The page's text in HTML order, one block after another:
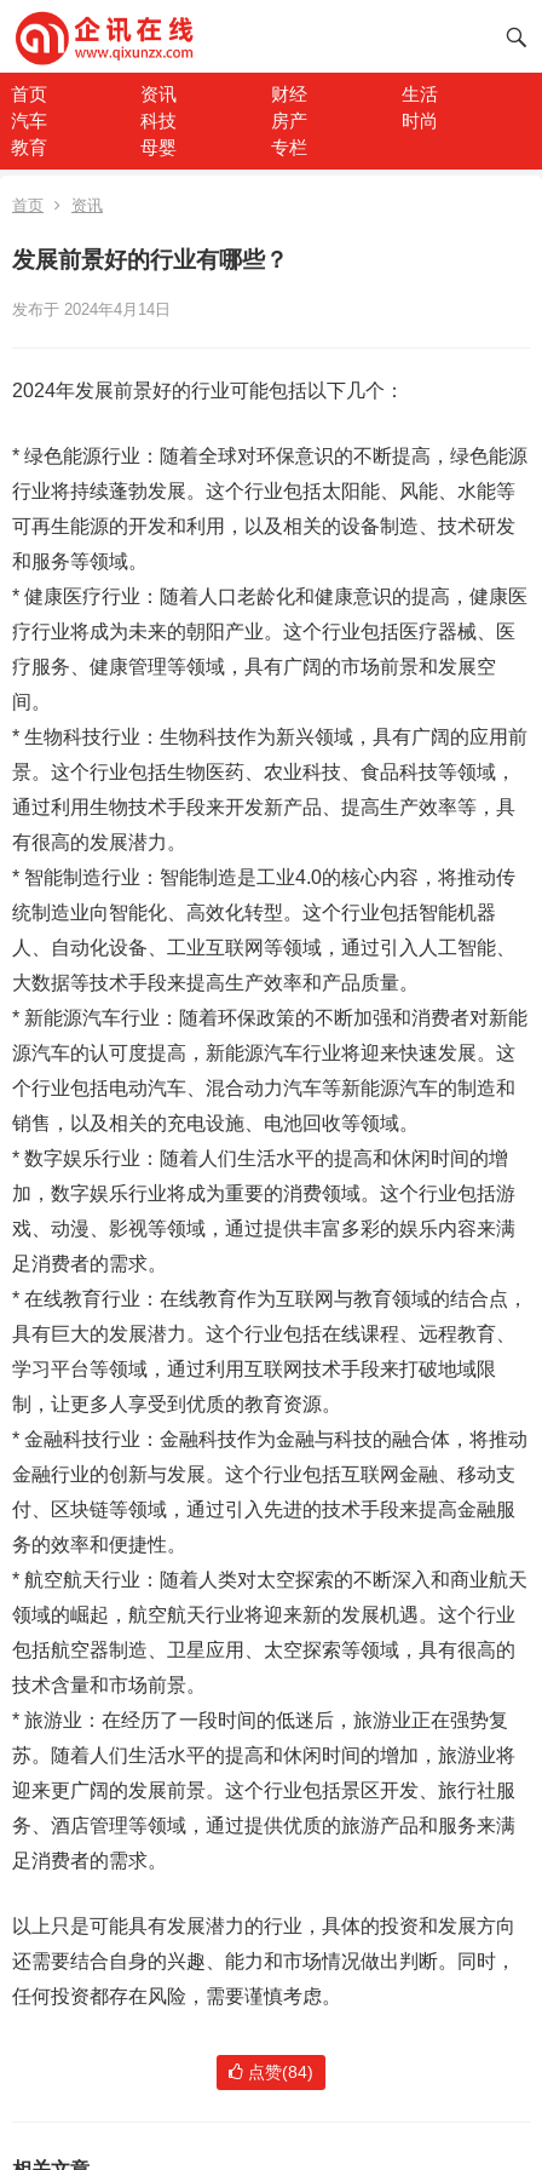
首页 资讯 财经
生活
汽车
科技 房产
时尚
教育
母婴 专栏
首页 资讯
发展前景好的行业有哪些？
发布于 2024年4月14日
2024年发展前景好的行业可能包括以下几个：
* 绿色能源行业：随着全球对环保意识的不断提高，绿色能源
行业将持续蓬勃发展。这个行业包括太阳能、风能、水能等
可再生能源的开发和利用，以及相关的设备制造、技术研发
和服务等领域。
* 健康医疗行业：随着人口老龄化和健康意识的提高，健康医
疗行业将成为未来的朝阳产业。这个行业包括医疗器械、医
疗服务、健康管理等领域，具有广阔的市场前景和发展空
间。
* 生物科技行业：生物科技作为新兴领域，具有广阔的应用前
景。这个行业包括生物医药、农业科技、食品科技等领域，
通过利用生物技术手段来开发新产品、提高生产效率等，具
有很高的发展潜力。
* 智能制造行业：智能制造是工业4.0的核心内容，将推动传
统制造业向智能化、高效化转型。这个行业包括智能机器
人、自动化设备、工业互联网等领域，通过引入人工智能、
大数据等技术手段来提高生产效率和产品质量。
* 新能源汽车行业：随着环保政策的不断加强和消费者对新能
源汽车的认可度提高，新能源汽车行业将迎来快速发展。这
个行业包括电动汽车、混合动力汽车等新能源汽车的制造和
销售，以及相关的充电设施、电池回收等领域。
* 数字娱乐行业：随着人们生活水平的提高和休闲时间的增
加，数字娱乐行业将成为重要的消费领域。这个行业包括游
戏、动漫、影视等领域，通过提供丰富多彩的娱乐内容来满
足消费者的需求。
* 在线教育行业：在线教育作为互联网与教育领域的结合点，
具有巨大的发展潜力。这个行业包括在线课程、远程教育、
学习平台等领域，通过利用互联网技术手段来打破地域限
制，让更多人享受到优质的教育资源。
* 金融科技行业：金融科技作为金融与科技的融合体，将推动
金融行业的创新与发展。这个行业包括互联网金融、移动支
付、区块链等领域，通过引入先进的技术手段来提高金融服
务的效率和便捷性。
* 航空航天行业：随着人类对太空探索的不断深入和商业航天
领域的崛起，航空航天行业将迎来新的发展机遇。这个行业
包括航空器制造、卫星应用、太空探索等领域，具有很高的
技术含量和市场前景。
* 旅游业：在经历了一段时间的低迷后，旅游业正在强势复
苏。随着人们生活水平的提高和休闲时间的增加，旅游业将
迎来更广阔的发展前景。这个行业包括景区开发、旅行社服
务、酒店管理等领域，通过提供优质的旅游产品和服务来满
足消费者的需求。
以上只是可能具有发展潜力的行业，具体的投资和发展方向
还需要结合自身的兴趣、能力和市场情况做出判断。同时，
任何投资都存在风险，需要谨慎考虑。
点赞(84)